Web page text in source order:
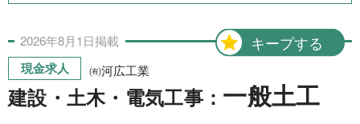
キープする
2026年8月1日掲載
現金求人 ㈲河広工業
建設・土木・電気工事： 一般土工